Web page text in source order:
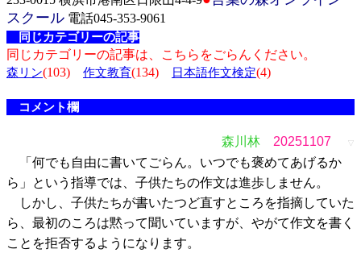
スクール 電話045-353-9061
同じカテゴリーの記事
同じカテゴリーの記事は、こちらをごらんください。
森リン(103) 作文教育(134) 日本語作文検定(4)
コメント欄
森川林 20251107 ▽
「何でも自由に書いてごらん。いつでも褒めてあげるか
ら」という指導では、子供たちの作文は進歩しません。
しかし、子供たちが書いたつど直すところを指摘していた
ら、最初のころは黙って聞いていますが、やがて作文を書く
ことを拒否するようになります。